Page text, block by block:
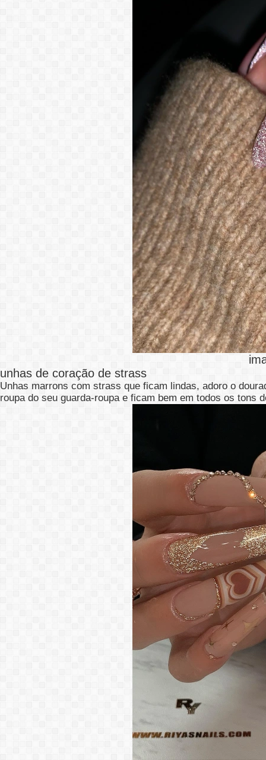
unhas de coração de strass
Unhas marrons com strass que ficam lindas, adoro o
roupa do seu guarda-roupa e ficam bem em todos os tons